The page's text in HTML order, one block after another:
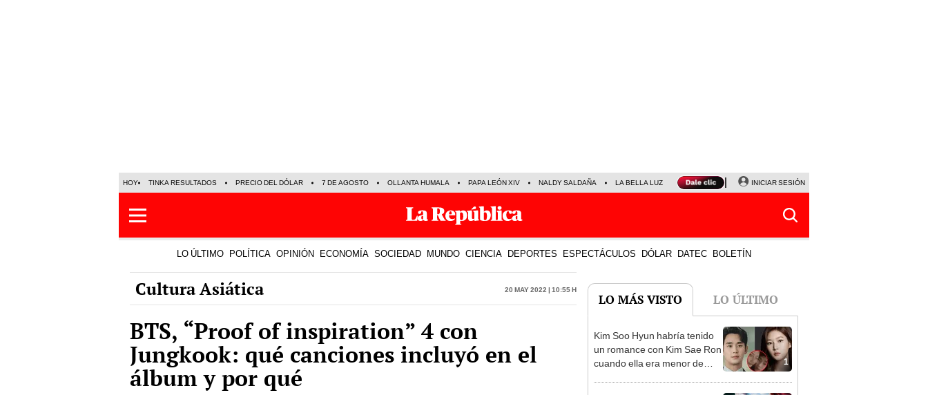
HOY TINKA RESULTADOS PRECIO DEL DÓLAR 7 DE AGOSTO OLLANTA HUMALA PAPA LEÓN XIV NALDY SALDAÑA LA BELLA LUZ MAGALY MEDINA SINUANO RESULTADOS HOY
INICIAR SESIÓN
LO ÚLTIMO POLÍTICA OPINIÓN ECONOMÍA SOCIEDAD MUNDO CIENCIA DEPORTES ESPECTÁCULOS DÓLAR DATEC BOLETÍN
Cultura Asiática 20 May 2022 | 10:55 h
BTS, “Proof of inspiration” 4 con
Jungkook: qué canciones incluyó en el
álbum y por qué
LO MÁS VISTO LO ÚLTIMO
1
Kim Soo Hyun habría tenido
un romance con Kim Sae Ron
cuando ella era menor de